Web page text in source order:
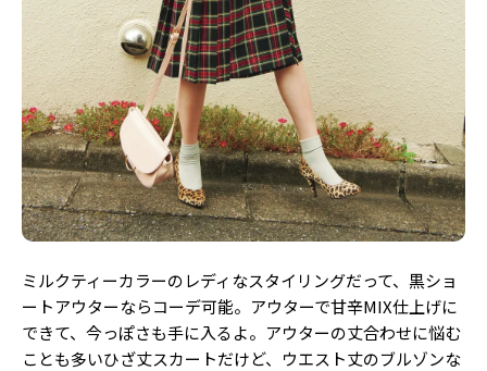
ミルクティーカラーのレディなスタイリングだって、黒ショ
ートアウターならコーデ可能。アウターで甘辛MIX仕上げに
できて、今っぽさも手に入るよ。アウターの丈合わせに悩む
ことも多いひざ丈スカートだけど、ウエスト丈のブルゾンな